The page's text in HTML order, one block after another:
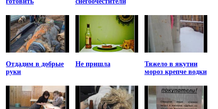
Отдадим в добрые
руки
Не пришла
Тяжело в якутии
мороз крепче водки